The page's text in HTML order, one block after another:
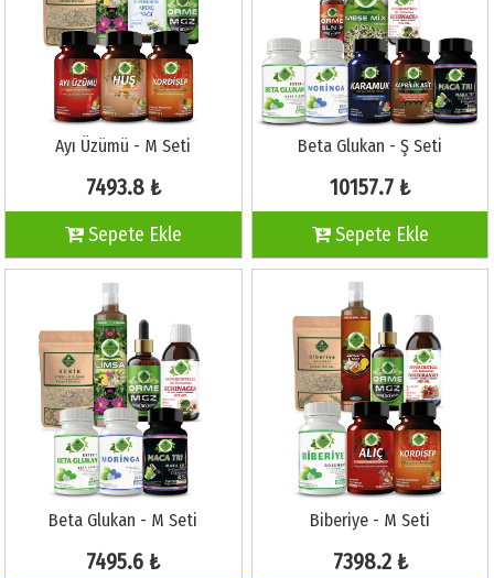
Ayı Üzümü - M Seti
7493.8 ₺
Sepete Ekle
Beta Glukan - Ş Seti
10157.7 ₺
Sepete Ekle
Beta Glukan - M Seti
7495.6 ₺
Biberiye - M Seti
7398.2 ₺